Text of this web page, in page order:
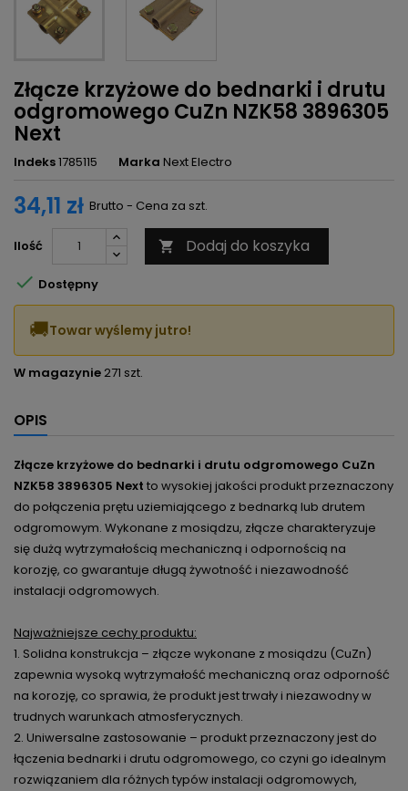
Złącze krzyżowe do bednarki i drutu
odgromowego CuZn NZK58 3896305
Next
Indeks1785115 Marka Next Electro
34,11 zł Brutto - Cena za szt.
Ilość  Dodaj do koszyka
 Dostępny
🚚Towar wyślemy jutro!
W magazynie 271 szt.
OPIS
Złącze krzyżowe do bednarki i drutu odgromowego CuZn
NZK58 3896305 Next to wysokiej jakości produkt przeznaczony
do połączenia prętu uziemiającego z bednarką lub drutem
odgromowym. Wykonane z mosiądzu, złącze charakteryzuje
się dużą wytrzymałością mechaniczną i odpornością na
korozję, co gwarantuje długą żywotność i niezawodność
instalacji odgromowych.
Najważniejsze cechy produktu:
1. Solidna konstrukcja – złącze wykonane z mosiądzu (CuZn)
zapewnia wysoką wytrzymałość mechaniczną oraz odporność
na korozję, co sprawia, że produkt jest trwały i niezawodny w
trudnych warunkach atmosferycznych.
2. Uniwersalne zastosowanie – produkt przeznaczony jest do
łączenia bednarki i drutu odgromowego, co czyni go idealnym
rozwiązaniem dla różnych typów instalacji odgromowych,